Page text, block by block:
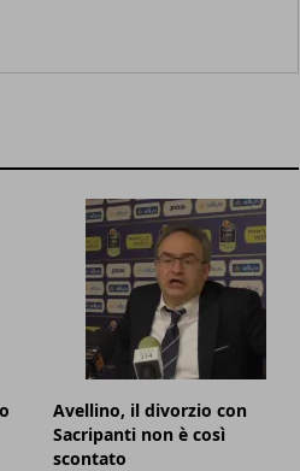
Avellino, il divorzio con
Sacripanti non è così
scontato